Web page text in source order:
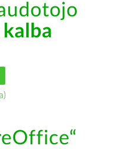
)